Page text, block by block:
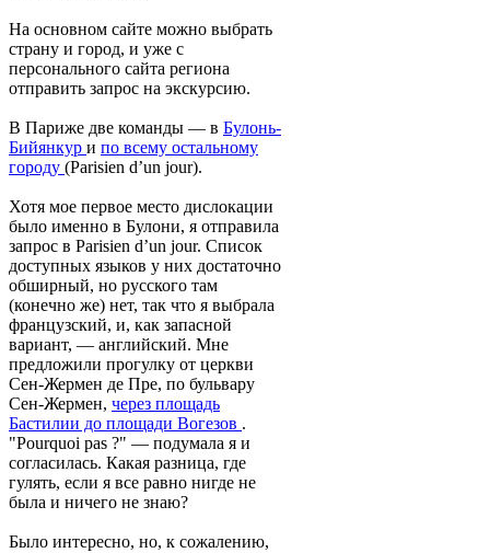
На основном сайте можно выбрать
страну и город, и уже с
персонального сайта региона
отправить запрос на экскурсию.
В Париже две команды — в Булонь-
Бийянкур и по всему остальному
городу (Parisien d’un jour).
Хотя мое первое место дислокации
было именно в Булони, я отправила
запрос в Parisien d’un jour. Список
доступных языков у них достаточно
обширный, но русского там
(конечно же) нет, так что я выбрала
французский, и, как запасной
вариант, — английский. Мне
предложили прогулку от церкви
Сен-Жермен де Пре, по бульвару
Сен-Жермен, через площадь
Бастилии до площади Вогезов .
"Pourquoi pas ?" — подумала я и
согласилась. Какая разница, где
гулять, если я все равно нигде не
была и ничего не знаю?
Было интересно, но, к сожалению,